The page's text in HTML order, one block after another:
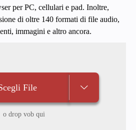
per PC, cellulari e pad. Inoltre,
di oltre 140 formati di file audio,
immagini e altro ancora.
File
o drop vob qui